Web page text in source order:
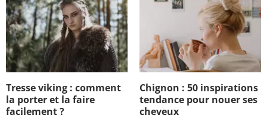
Tresse viking : comment
la porter et la faire
facilement ?
Chignon : 50 inspirations
tendance pour nouer ses
cheveux